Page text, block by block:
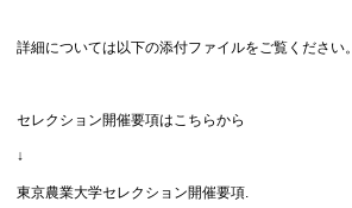
詳細については以下の添付ファイルをご覧ください。
セレクション開催要項はこちらから
↓
東京農業大学セレクション開催要項.